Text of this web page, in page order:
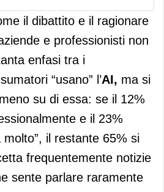
il dibattito e il ragionare
e professionisti non
enfasi tra i
“usano” l’AI, ma si
su di essa: se il 12%
e il 23%
molto”, il restante 65% si
frequentemente notizie
sente parlare raramente